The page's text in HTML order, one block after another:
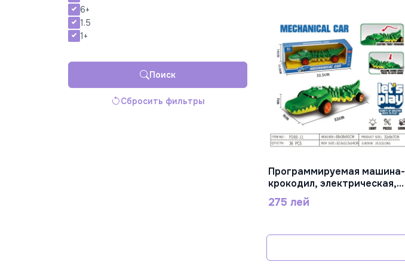
6+
1.5
1+
Поиск
Сбросить фильтры
В Корзину
Программируемая машина-
крокодил, электрическая,
свет, звук,перезаряжаемая,
черные колеса, пластик,
275 лей